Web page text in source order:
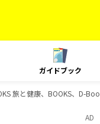
ガイドブック
旅と健康、BOOKS、D-
AD